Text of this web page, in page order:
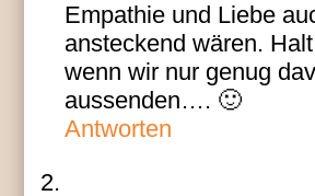
Empathie und Liebe
ansteckend wären.
wenn wir nur genug
aussenden…. 🙂
Antworten